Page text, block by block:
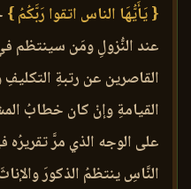
{ يَأَيُّهَا الناس اتقوا رَبَّكُمُ }
عند النُّزولِ ومَن سينتظم
القاصرين عن رتبةِ
القيامةِ وإنْ كان خطابُ
على الوجه الذي مرَّ
النَّاسِ ينتظمُ الذكورَ